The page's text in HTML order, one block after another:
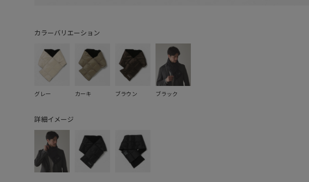
カラーバリエーション
グレー カーキ ブラウン ブラック
詳細イメージ